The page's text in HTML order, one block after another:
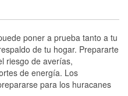
poner a prueba tanto a tu
de tu hogar. Prepararte
riesgo de averías,
de energía. Los
para los huracanes